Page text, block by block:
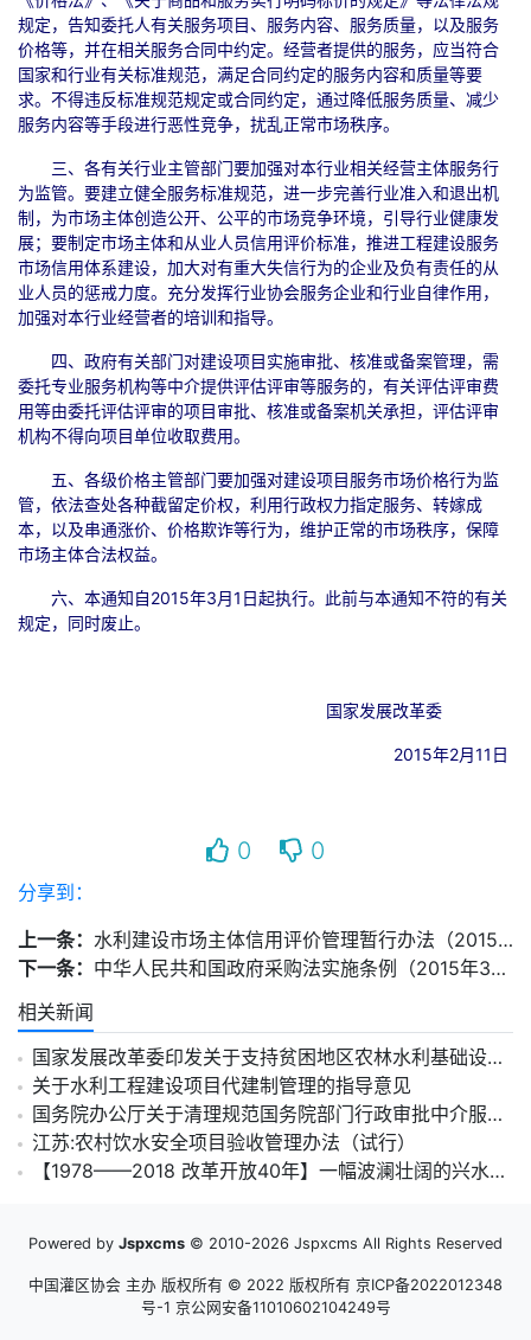
规定，告知委托人有关服务项目、服务内容、服务质量，以及服务
价格等，并在相关服务合同中约定。经营者提供的服务，应当符合
国家和行业有关标准规范，满足合同约定的服务内容和质量等要
求。不得违反标准规范规定或合同约定，通过降低服务质量、减少
服务内容等手段进行恶性竞争，扰乱正常市场秩序。
三、各有关行业主管部门要加强对本行业相关经营主体服务行
为监管。要建立健全服务标准规范，进一步完善行业准入和退出机
制，为市场主体创造公开、公平的市场竞争环境，引导行业健康发
展；要制定市场主体和从业人员信用评价标准，推进工程建设服务
市场信用体系建设，加大对有重大失信行为的企业及负有责任的从
业人员的惩戒力度。充分发挥行业协会服务企业和行业自律作用，
加强对本行业经营者的培训和指导。
四、政府有关部门对建设项目实施审批、核准或备案管理，需
委托专业服务机构等中介提供评估评审等服务的，有关评估评审费
用等由委托评估评审的项目审批、核准或备案机关承担，评估评审
机构不得向项目单位收取费用。
五、各级价格主管部门要加强对建设项目服务市场价格行为监
管，依法查处各种截留定价权，利用行政权力指定服务、转嫁成
本，以及串通涨价、价格欺诈等行为，维护正常的市场秩序，保障
市场主体合法权益。
六、本通知自2015年3月1日起执行。此前与本通知不符的有关
规定，同时废止。
国家发展改革委
2015年2月11日
0 0
分享到：
上一条： 水利建设市场主体信用评价管理暂行办法（2015年9月印发）
下一条： 中华人民共和国政府采购法实施条例（2015年3月1日施行）
相关新闻
国家发展改革委印发关于支持贫困地区农林水利基础设施建设推进脱贫攻坚的指导意见
关于水利工程建设项目代建制管理的指导意见
国务院办公厅关于清理规范国务院部门行政审批中介服务的通知
江苏:农村饮水安全项目验收管理办法（试行）
【1978——2018 改革开放40年】一幅波澜壮阔的兴水惠民画卷
Powered by Jspxcms © 2010-2026 Jspxcms All Rights Reserved
中国灌区协会 主办 版权所有 © 2022 版权所有 京ICP备2022012348
号-1 京公网安备11010602104249号